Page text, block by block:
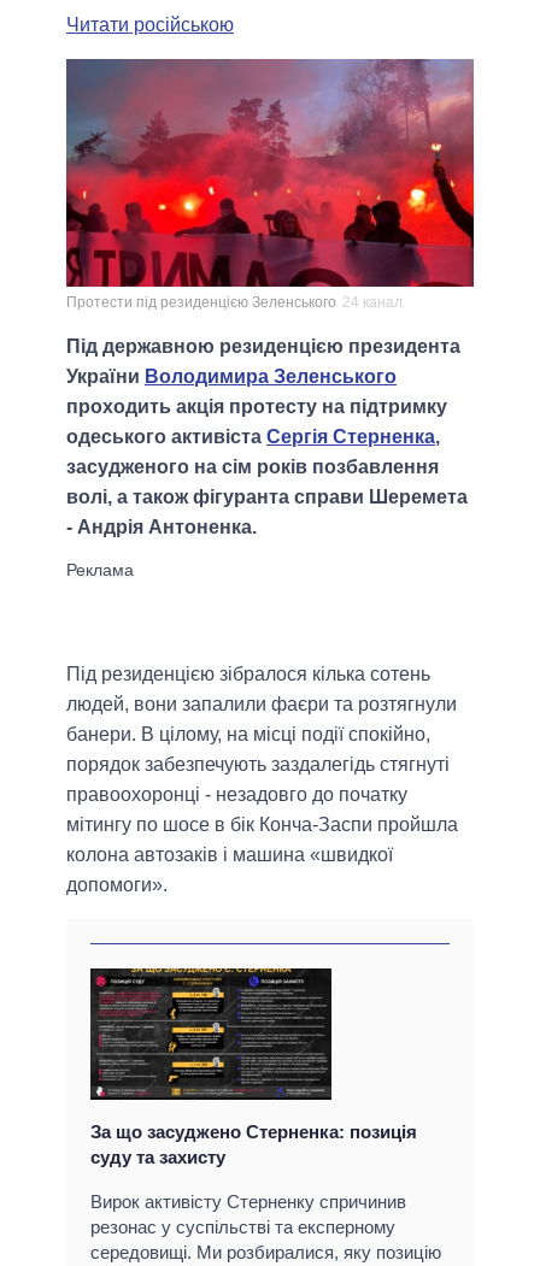
Читати російською
Протести під резиденцією Зеленського 24 канал
Під державною резиденцією президента
України Володимира Зеленського
проходить акція протесту на підтримку
одеського активіста Сергія Стерненка,
засудженого на сім років позбавлення
волі, а також фігуранта справи Шеремета
- Андрія Антоненка.
Під резиденцією зібралося кілька сотень
людей, вони запалили фаєри та розтягнули
банери. В цілому, на місці події спокійно,
порядок забезпечують заздалегідь стягнуті
правоохоронці - незадовго до початку
мітингу по шосе в бік Конча-Заспи пройшла
колона автозаків і машина «швидкої
допомоги».
За що засуджено Стерненка: позиція
суду та захисту
Вирок активісту Стерненку спричинив
резонас у суспільстві та експерному
середовищі. Ми розбиралися, яку позицію